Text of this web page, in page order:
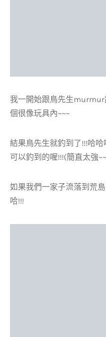
我一開始跟鳥先生murmur
個很像玩具內~~~
結果鳥先生就釣到了!!!哈
可以釣到的喔!!!(簡直太強
如果我們一家子流落到荒
哈!!!